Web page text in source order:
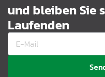
und bleiben Sie
Laufenden